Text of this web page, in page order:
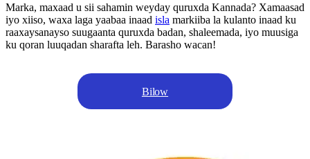
Marka, maxaad u sii sahamin weyday quruxda Kannada? Xamaasad
iyo xiiso, waxa laga yaabaa inaad isla markiiba la kulanto inaad ku
raaxaysanayso suugaanta quruxda badan, shaleemada, iyo muusiga
ku qoran luuqadan sharafta leh. Barasho wacan!
Bilow